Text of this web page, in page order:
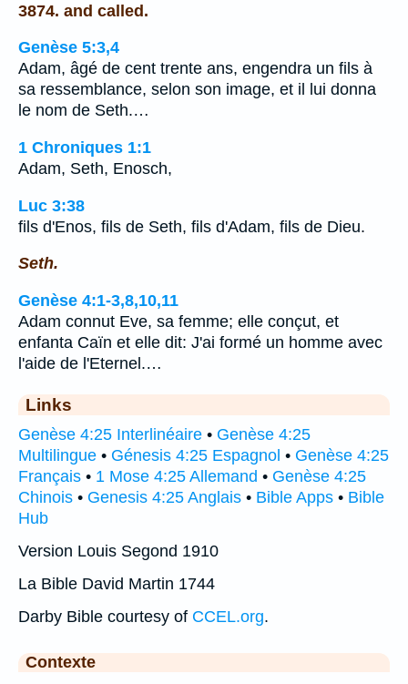
3874. and called.
Genèse 5:3,4
Adam, âgé de cent trente ans, engendra un fils à
sa ressemblance, selon son image, et il lui donna
le nom de Seth.…
1 Chroniques 1:1
Adam, Seth, Enosch,
Luc 3:38
fils d'Enos, fils de Seth, fils d'Adam, fils de Dieu.
Seth.
Genèse 4:1-3,8,10,11
Adam connut Eve, sa femme; elle conçut, et
enfanta Caïn et elle dit: J'ai formé un homme avec
l'aide de l'Eternel.…
Links
Genèse 4:25 Interlinéaire • Genèse 4:25
Multilingue • Génesis 4:25 Espagnol • Genèse 4:25
Français • 1 Mose 4:25 Allemand • Genèse 4:25
Chinois • Genesis 4:25 Anglais • Bible Apps • Bible
Hub
Version Louis Segond 1910
La Bible David Martin 1744
Darby Bible courtesy of CCEL.org.
Contexte